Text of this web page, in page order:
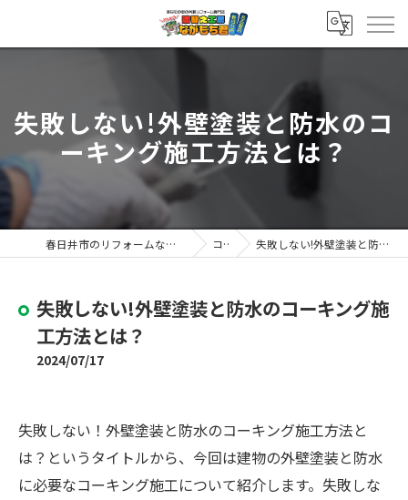
失敗しない!外壁塗装と防水のコ
ーキング施工方法とは？
春日井市のリフォームなら塗替え工房ながもち君 春日井店 コラム 失敗しない!外壁塗装と防水のコーキング施工方法とは？
失敗しない!外壁塗装と防水のコーキング施
工方法とは？
2024/07/17
失敗しない！外壁塗装と防水のコーキング施工方法と
は？というタイトルから、今回は建物の外壁塗装と防水
に必要なコーキング施工について紹介します。失敗しな